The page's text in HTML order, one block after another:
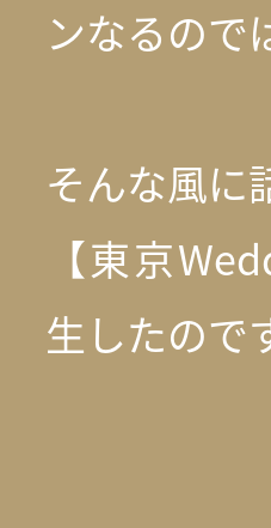
ンなるの
そんな風に
【東京
生したので